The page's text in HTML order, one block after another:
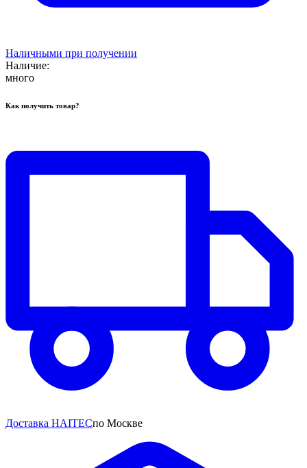
Наличными при получении
Наличие:
много
Как получить товар?
Доставка HAITECпо Москве